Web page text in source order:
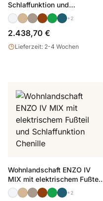
Schlaffunktion und
Bettkasten Chenille+2
2.438,70 €
Lieferzeit: 2-4 Wochen
Wohnlandschaft ENZO IV
MIX mit elektrischem Fußteil
und Schlaffunktion Chenille
+2